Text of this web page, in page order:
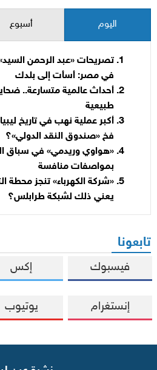
اليوم أسبوع
تصريحات «عبد الرحمن
في مصر: أسأت إلى بلدك
أحداث عالمية متسارعة..
طبيعية
أكبر عملية نهب في تاريخ
فخ «صندوق النقد الدولي»؟
«هواوي وريدمي» في سباق
بمواصفات منافسة
«شركة الكهرباء» تنجز محطة
يعني ذلك لشبكة طرابلس؟
تابعونا
فيسبوك إكس
إنستغرام يوتيوب